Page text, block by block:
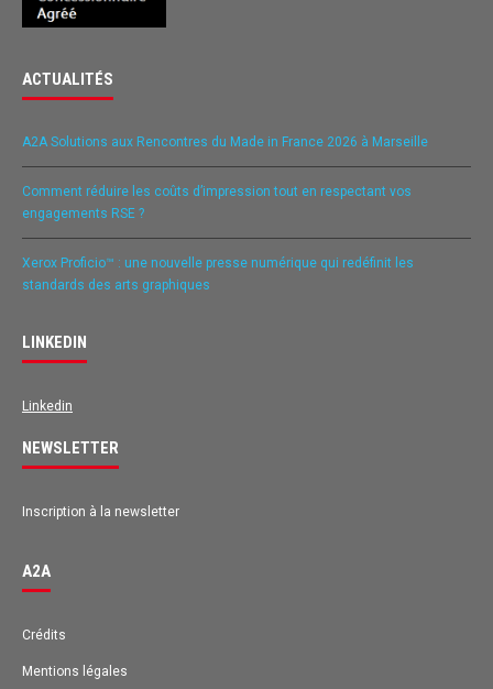
ACTUALITÉS
A2A Solutions aux Rencontres du Made in France 2026 à Marseille
Comment réduire les coûts d’impression tout en respectant vos
engagements RSE ?
Xerox Proficio™ : une nouvelle presse numérique qui redéfinit les
standards des arts graphiques
LINKEDIN
Linkedin
NEWSLETTER
Inscription à la newsletter
A2A
Crédits
Mentions légales